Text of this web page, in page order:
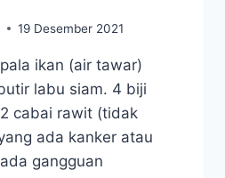
19 Desember 2021
ikan (air tawar)
labu siam. 4 biji
cabai rawit (tidak
ada kanker atau
gangguan